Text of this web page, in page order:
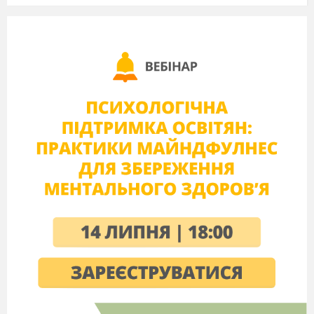
8. Пунктуаційної помилки НЕМАЄ в рядку:
а) Казав Наум: - «Бери на ум!»
б) «У піджмурки зіграємо» - вітер прорік і в
ліску затих.
в) Піднімає джміль фіранку, каже: «Доброго
вам ранку!»
г) «Я – пан Коцький», - каже Кіт: - Це
славетний дуже рід».
9. Укажіть неправильне твердження:
а) Кожна репліка в діалозі пишеться з нового
б) При прямій мові обов’язково ставляться
в) Діалог –це розмова двох чи більше осіб.
г) Пряма мова супроводжується вставними